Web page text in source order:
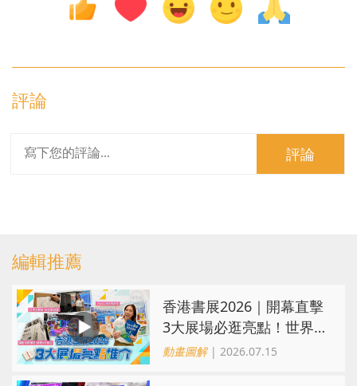
評論
評論
編輯推薦
香港書展2026｜開幕直擊
3大展場必逛亮點！世界文
藝廊互動遊戲、運動消閒
動畫圖解| 2026.07.15